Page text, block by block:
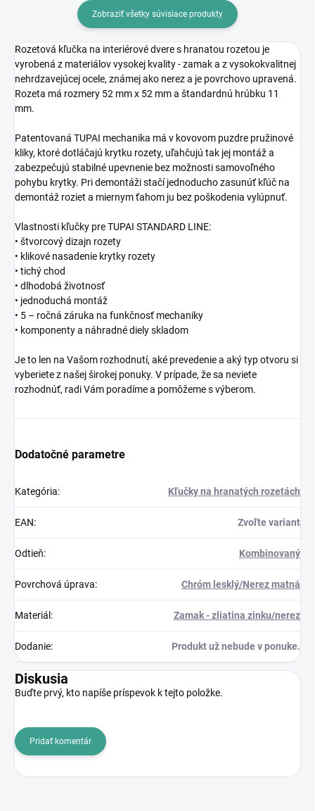
Zobraziť všetky súvisiace produkty
Rozetová kľučka na interiérové dvere s hranatou rozetou je
vyrobená z materiálov vysokej kvality - zamak a z vysokokvalitnej
nehrdzavejúcej ocele, známej ako nerez a je povrchovo upravená.
Rozeta má rozmery 52 mm x 52 mm a štandardnú hrúbku 11
mm.
Patentovaná TUPAI mechanika má v kovovom puzdre pružinové
kliky, ktoré dotláčajú krytku rozety, uľahčujú tak jej montáž a
zabezpečujú stabilné upevnenie bez možnosti samovoľného
pohybu krytky. Pri demontáži stačí jednoducho zasunúť kľúč na
demontáž roziet a miernym ťahom ju bez poškodenia vylúpnuť.
Vlastnosti kľučky pre TUPAI STANDARD LINE:
• štvorcový dizajn rozety
• klikové nasadenie krytky rozety
• tichý chod
• dlhodobá životnosť
• jednoduchá montáž
• 5 – ročná záruka na funkčnosť mechaniky
• komponenty a náhradné diely skladom
Je to len na Vašom rozhodnutí, aké prevedenie a aký typ otvoru si
vyberiete z našej širokej ponuky. V prípade, že sa neviete
rozhodnúť, radi Vám poradíme a pomôžeme s výberom.
Dodatočné parametre
Kategória: Kľučky na hranatých rozetách
EAN: Zvoľte variant
Odtieň: Kombinovaný
Povrchová úprava: Chróm lesklý/Nerez matná
Materiál : Zamak - zliatina zinku/nerez
Dodanie: Produkt už nebude v ponuke.
Diskusia
Buďte prvý, kto napíše príspevok k tejto položke.
Pridať komentár